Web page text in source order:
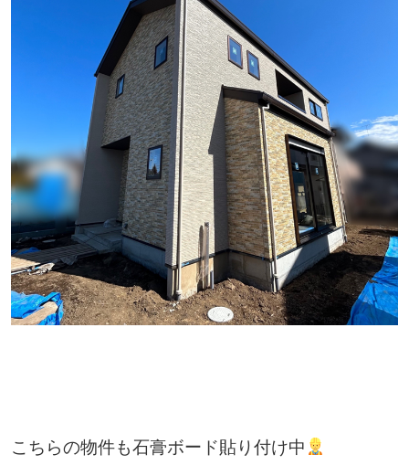
こちらの物件も石膏ボード貼り付け中